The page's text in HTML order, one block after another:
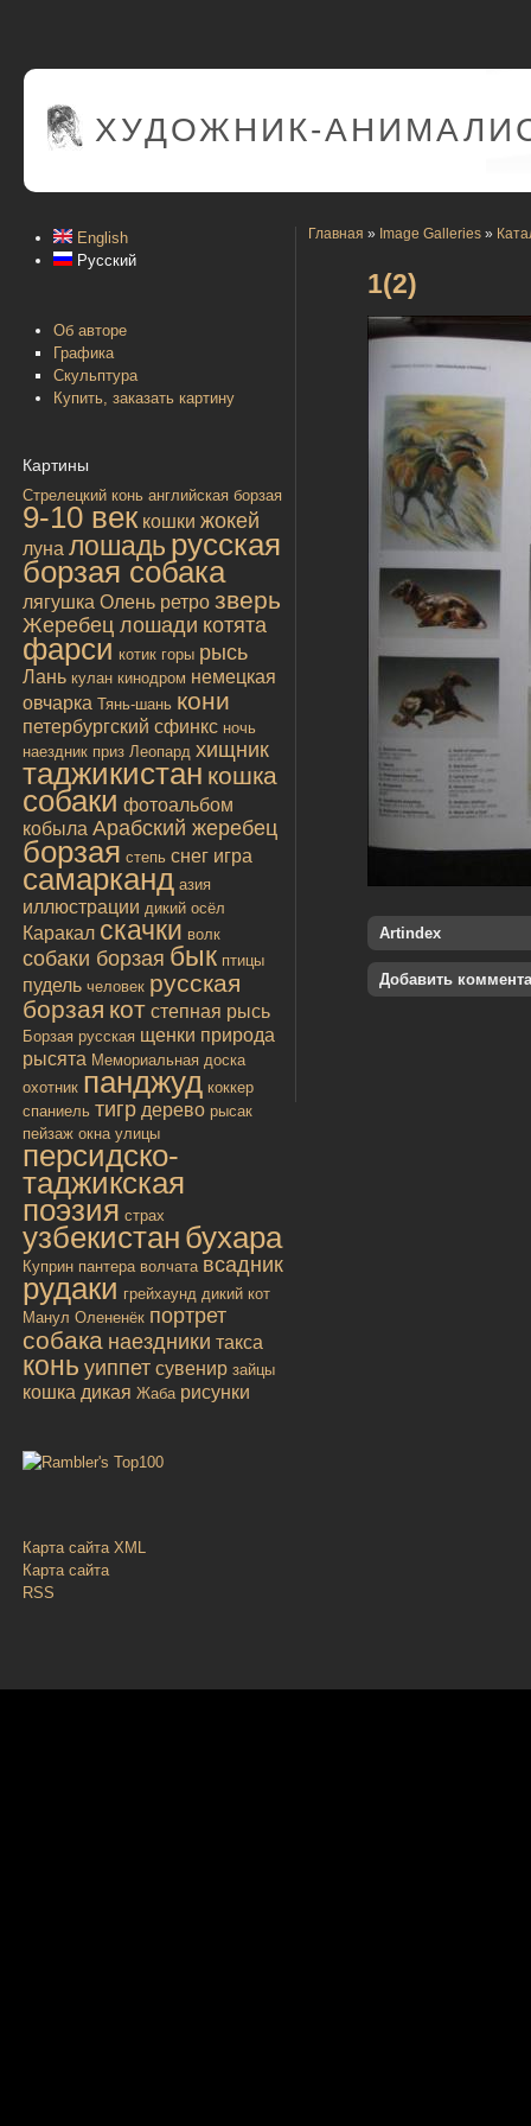
ХУДОЖНИК-
English
Русский
Об авторе
Графика
Скульптура
Купить, заказать картину
Картины
Стрелецкий конь английская борзая
9-10 век кошки жокей
луна лошадь русская
борзая собака
лягушка Олень ретро зверь
Жеребец лошади котята
фарси котик горы рысь
Лань кулан кинодром немецкая
овчарка Тянь-шань кони
петербургский сфинкс ночь
наездник приз Леопард хищник
таджикистан кошка
собаки фотоальбом
кобыла Арабский жеребец
борзая степь снег игра
самарканд азия
иллюстрации дикий осёл
Каракал скачки волк
собаки борзая бык птицы
пудель человек русская
борзая кот степная рысь
Борзая русская щенки природа
рысята Мемориальная доска
охотник панджуд коккер
спаниель тигр дерево рысак
пейзаж окна улицы
персидско-
таджикская
поэзия страх
узбекистан бухара
Куприн пантера волчата всадник
рудаки грейхаунд дикий кот
Манул Олененёк портрет
собака наездники такса
конь уиппет сувенир зайцы
кошка дикая Жаба рисунки
Карта сайта XML
Карта сайта
RSS
Главная » Image Galleries »
1(2)
Artindex
Добавить